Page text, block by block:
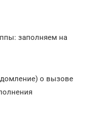
заполняем на
о вызове